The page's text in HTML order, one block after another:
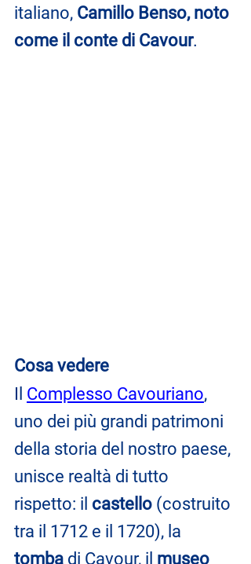
italiano, Camillo Benso, noto
come il conte di Cavour.
Cosa vedere
Il Complesso Cavouriano,
uno dei più grandi patrimoni
della storia del nostro paese,
unisce realtà di tutto
rispetto: il castello (costruito
tra il 1712 e il 1720), la
tomba di Cavour, il museo